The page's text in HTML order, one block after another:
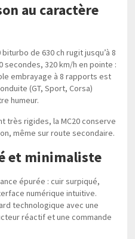
au caractère
biturbo de 630 ch rugit jusqu’à 8
secondes, 320 km/h en pointe :
embrayage à 8 rapports est
(GT, Sport, Corsa)
humeur.
très rigides, la MC20 conserve
même sur route secondaire.
et minimaliste
épurée : cuir surpiqué,
numérique intuitive.
technologique avec une
réactif et une commande